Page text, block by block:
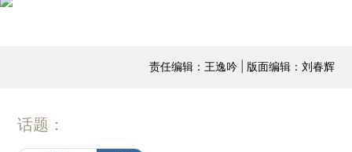
责任编辑：王逸吟 | 版面编辑：刘春辉
话题：